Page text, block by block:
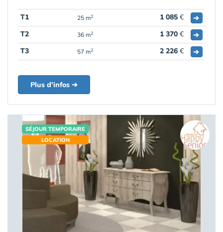
T1 25 m2 1 085 €
➔
T2
36 m2 1 370 €
➔
T3
57 m2 2 226 € ➔
Plus d'infos ➔
SÉJOUR TEMPORAIRE
LOCATION